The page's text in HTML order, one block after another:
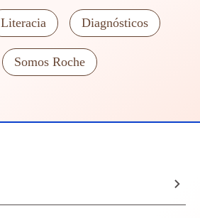
Literacia Diagnósticos
Somos Roche